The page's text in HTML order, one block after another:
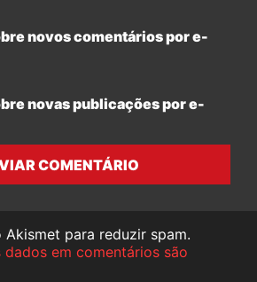
novos comentários por e-
novas publicações por e-
COMENTÁRIO
para reduzir spam.
dados em comentários são